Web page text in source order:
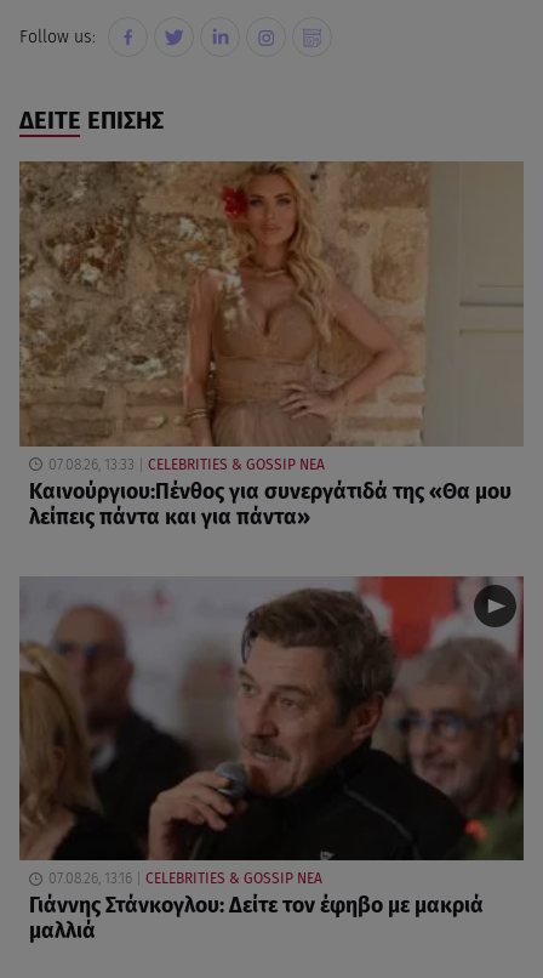
Follow us:
ΔΕΙΤΕ ΕΠΙΣΗΣ
07.08.26, 13:33 CELEBRITIES & GOSSIP ΝΕΑ
Καινούργιου:Πένθος για συνεργάτιδά της «Θα μου
λείπεις πάντα και για πάντα»
07.08.26, 13:16 CELEBRITIES & GOSSIP ΝΕΑ
Γιάννης Στάνκογλου: Δείτε τον έφηβο με μακριά
μαλλιά